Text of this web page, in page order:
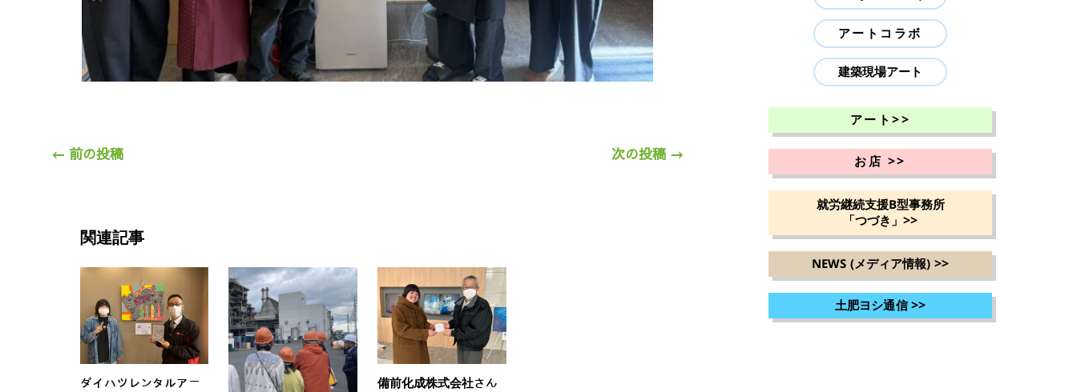
← 前の投稿 次の投稿 →
関連記事
ダイハツレンタルアー
備前化成株式会社さん
アートコラボ
建築現場アート
アート>>
お店 >>
就労継続支援B型事務所
「つづき」 >>
NEWS (メディア情報) >>
土肥ヨシ通信>>